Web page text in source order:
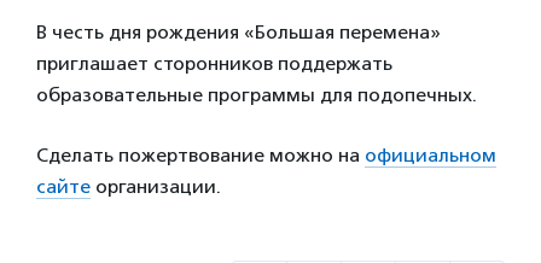
В честь дня рождения «Большая перемена»
приглашает сторонников поддержать
образовательные программы для подопечных.
Сделать пожертвование можно на официальном
сайте организации.